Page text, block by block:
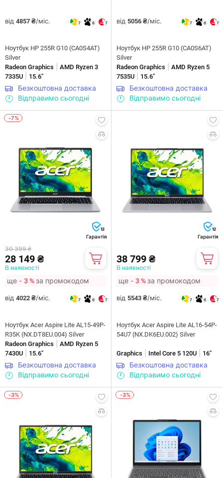
від 4857 ₴/міс. 7 6 7
Ноутбук HP 255R G10 (CA0S4AT)
Silver
Radeon Graphics
AMD Ryzen 3
7335U
15.6"
Безкоштовна доставка
Відправимо сьогодні
від 5056 ₴/міс. 7 6 7
Ноутбук HP 255R G10 (CA0S6AT)
Silver
Radeon Graphics
AMD Ryzen 5
7535U
15.6"
Безкоштовна доставка
Відправимо сьогодні
-7%
12
Гарантія
30 399 ₴
28 149 ₴
В наявності
ще - 3 %за промокодом
від 4022 ₴/міс. 7 6 7
Ноутбук Acer Aspire Lite AL15-49P-
R35K (NX.DT8EU.004) Silver
Radeon Graphics
AMD Ryzen 5
7430U
15.6"
Безкоштовна доставка
Відправимо сьогодні
12
Гарантія
38 799 ₴
В наявності
ще - 3 %за промокодом
від 5543 ₴/міс. 7 6 7
Ноутбук Acer Aspire Lite AL16-54P-
54U7 (NX.DK6EU.002) Silver
Graphics Intel Core 5 120U 16"
Безкоштовна доставка
Відправимо сьогодні
-3% -3%